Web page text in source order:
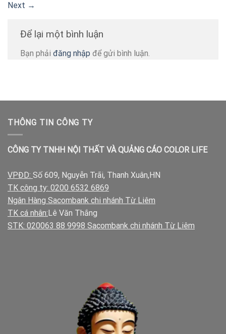
Next →
Để lại một bình luận
Bạn phải đăng nhập để gửi bình luận.
THÔNG TIN CÔNG TY
CÔNG TY TNHH NỘI THẤT VÀ QUẢNG CÁO COLOR LIFE
VPĐD: Số 609, Nguyễn Trãi, Thanh Xuân,HN
TK công ty: 0200 6532 6869
Ngân Hàng Sacombank chi nhánh Từ Liêm
TK cá nhân: Lê Văn Thắng
STK: 020063 88 9998 Sacombank chi nhánh Từ Liêm